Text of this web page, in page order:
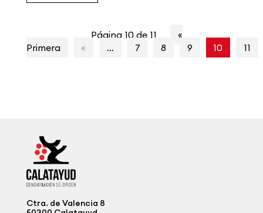
Página 10 de 11
«
Primera
« ... 7 8 9 10 11
Ctra. de Valencia 8